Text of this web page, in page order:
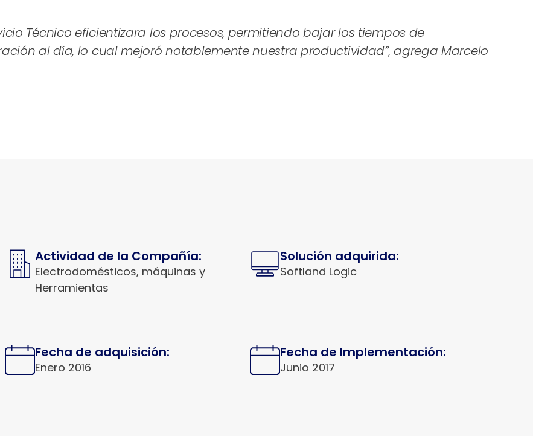
Técnico eficientizara los procesos, permitiendo bajar los tiempos de
al día, lo cual mejoró notablemente nuestra productividad”, agrega Marcelo
Actividad de la Compañía:
Electrodomésticos, máquinas y
Herramientas
Solución adquirida:
Softland Logic
Fecha de adquisición:
Enero 2016
Fecha de Implementación:
Junio 2017